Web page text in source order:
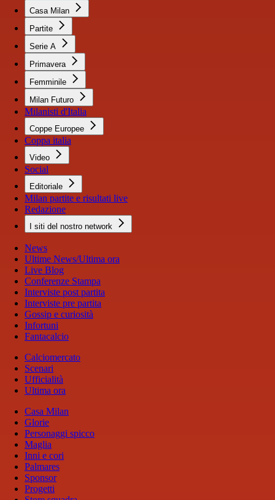
Casa Milan
Partite
Serie A
Primavera
Femminile
Milan Futuro
Milanisti d'Italia
Coppe Europee
Coppa italia
Video
Social
Editoriale
Milan partite e risultati live
Redazione
I siti del nostro network
News
Ultime News/Ultima ora
Live Blog
Conferenze Stampa
Interviste post partita
Interviste pre partita
Gossip e curiosità
Infortuni
Fantacalcio
Calciomercato
Scenari
Ufficialità
Ultima ora
Casa Milan
Glorie
Personaggi spicco
Maglia
Inni e cori
Palmares
Sponsor
Progetti